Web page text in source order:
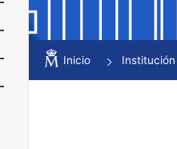
Mostrar/Ocultar
Inicio Institución